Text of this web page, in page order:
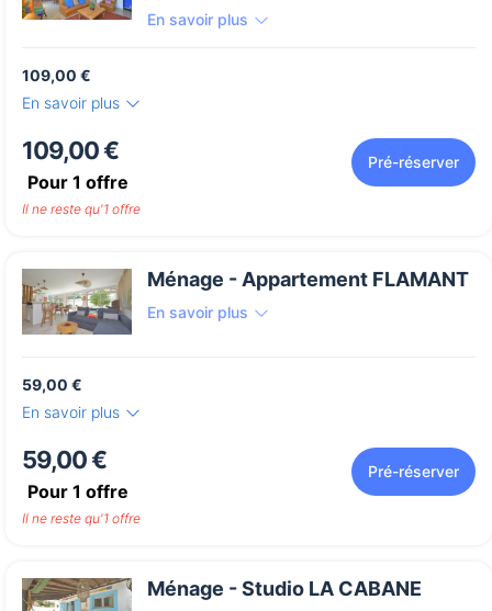
En savoir plus
109,00 €
En savoir plus
109,00 €
Pour 1 offre
Pré-réserver
Il ne reste qu'1 offre
Ménage - Appartement FLAMANT
En savoir plus
59,00 €
En savoir plus
59,00 €
Pour 1 offre
Pré-réserver
Il ne reste qu'1 offre
Ménage - Studio LA CABANE